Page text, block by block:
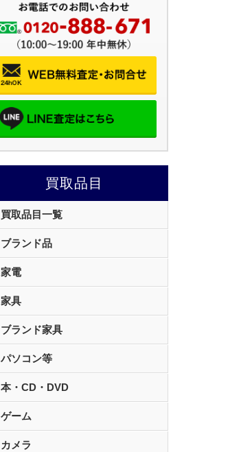
買取品目
買取品目一覧
ブランド品
家電
家具
ブランド家具
パソコン等
本・CD・DVD
ゲーム
カメラ